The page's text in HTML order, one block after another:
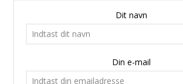
Dit navn
Din e-mail